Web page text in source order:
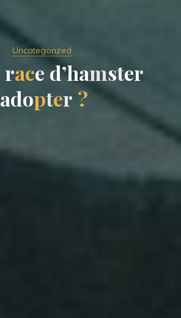
Uncategorized
race d’hamster
adopter ?